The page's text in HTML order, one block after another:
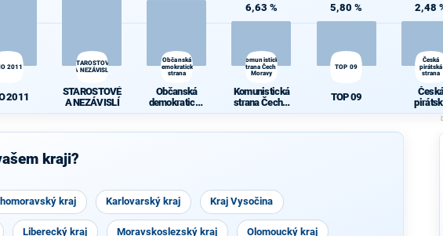
2011
2011
STAROSTOVÉ
A NEZÁVISLÍ
STAROSTOVÉ
A NEZÁVISLÍ
Občanská
demokratická
strana
Občanská
demokratická
6,63 %
Komunistická
strana Čech a
Moravy
Komunistická
strana Čech a
5,80 %
TOP 09
TOP 09
2,48
Česká
pirátská
strana
strana
kraji?
kraj Karlovarský kraj Kraj Vysočina
Liberecký kraj Moravskoslezský kraj Olomoucký kraj